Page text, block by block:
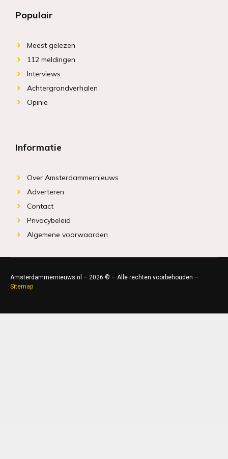
Populair
Meest gelezen
112 meldingen
Interviews
Achtergrondverhalen
Opinie
Informatie
Over Amsterdammernieuws
Adverteren
Contact
Privacybeleid
Algemene voorwaarden
Amsterdammernieuws.nl – 2026 © – Alle rechten voorbehouden –
Sitemap